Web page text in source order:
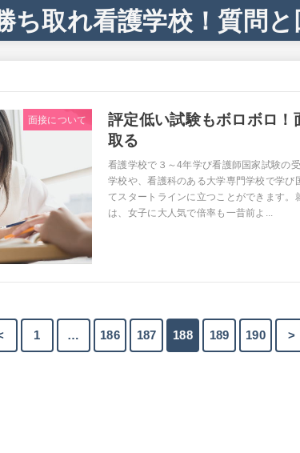
ち取れ看護学校！質問と
面接について
評定低い試験もボロボロ！
取る
看護学校で３～4年学び看護師国家試験の
学校や、看護科のある大学専門学校で学び
てスタートラインに立つことができます。
は、女子に大人気で倍率も一昔前よ...
1 … 186 187 188 189 190 >